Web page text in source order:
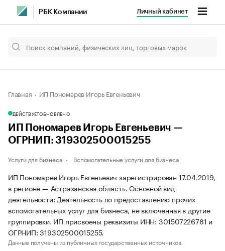
РБК Компании Личный кабинет
Главная ИП Пономарев Игорь Евгеньевич
ДЕЙСТВУЕТОБНОВЛЕНО
ИП Пономарев Игорь Евгеньевич —
ОГРНИП: 319302500015255
Услуги для бизнеса Вспомогательные услуги для бизнеса
ИП Пономарев Игорь Евгеньевич зарегистрирован 17.04.2019,
в регионе — Астраханская область. Основной вид
деятельности: Деятельность по предоставлению прочих
вспомогательных услуг для бизнеса, не включенная в другие
группировки. ИП присвоены реквизиты ИНН: 301507226781 и
ОГРНИП: 319302500015255.
Данные получены из публичных государственных источников.